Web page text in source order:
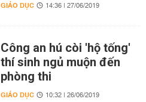
GIÁO DỤC 14:36 | 27/06/2019
Công an hú còi 'hộ tống'
thí sinh ngủ muộn đến
phòng thi
GIÁO DỤC 10:32 | 26/06/2019